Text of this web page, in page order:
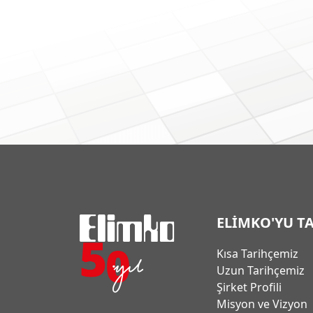
ELİMKO'YU
Kısa Tarihçemiz
Uzun Tarihçemiz
Şirket Profili
Misyon ve Vizyon